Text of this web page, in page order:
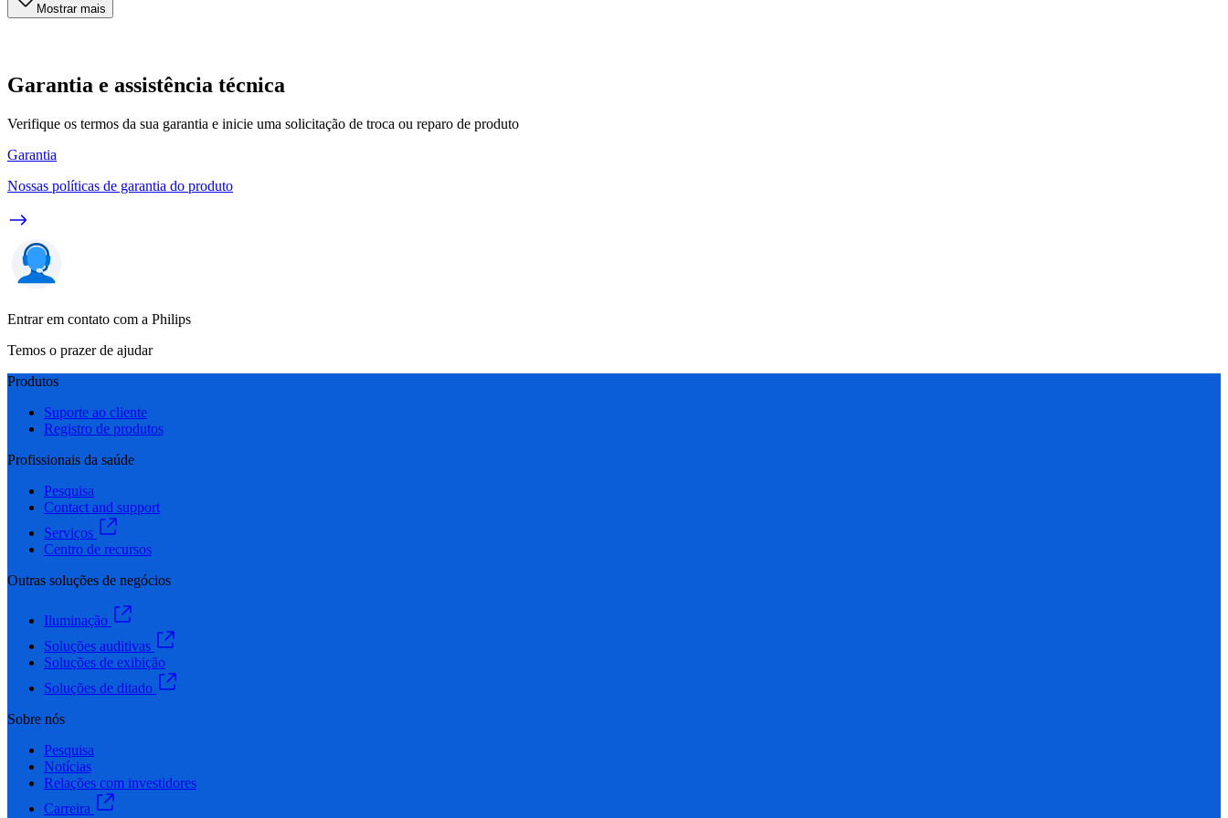
Mostrar mais
Garantia e assistência técnica
Verifique os termos da sua garantia e inicie uma solicitação de troca ou reparo de produto
Garantia
Nossas políticas de garantia do produto
Entrar em contato com a Philips
Temos o prazer de ajudar
Produtos
Suporte ao cliente
Registro de produtos
Profissionais da saúde
Pesquisa
Contact and support
Serviços
Centro de recursos
Outras soluções de negócios
Iluminação
Soluções auditivas
Soluções de exibição
Soluções de ditado
Sobre nós
Pesquisa
Notícias
Relações com investidores
Carreira